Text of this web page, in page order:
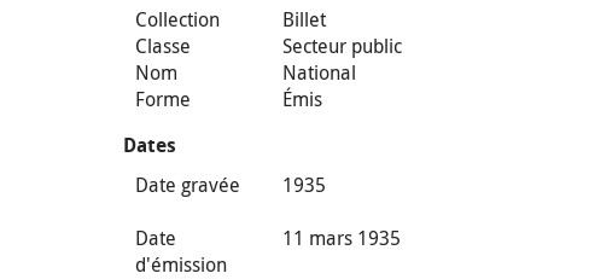
Collection
Billet
Classe
Secteur public
Nom
National
Forme
Émis
Dates
Date gravée
1935
Date
d'émission
11 mars 1935